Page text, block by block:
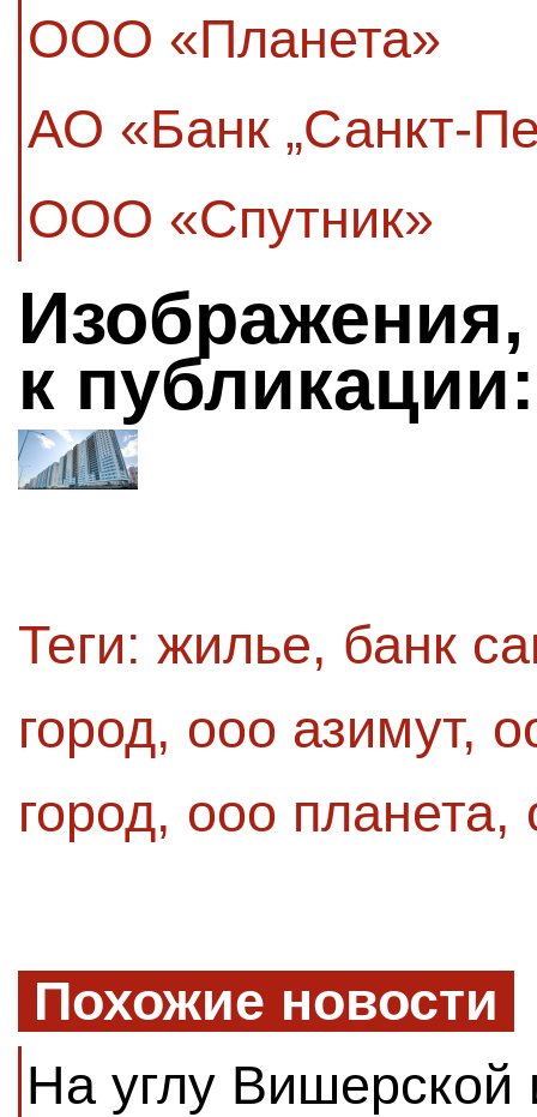
ООО «Планета»
АО «Банк „Санкт-
ООО «Спутник»
к публикации:
Теги: жилье, банк
город, ооо азимут,
город, ооо планета,
Похожие новости
На углу Вишерской